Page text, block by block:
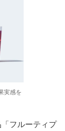
実感を
フルーティプ